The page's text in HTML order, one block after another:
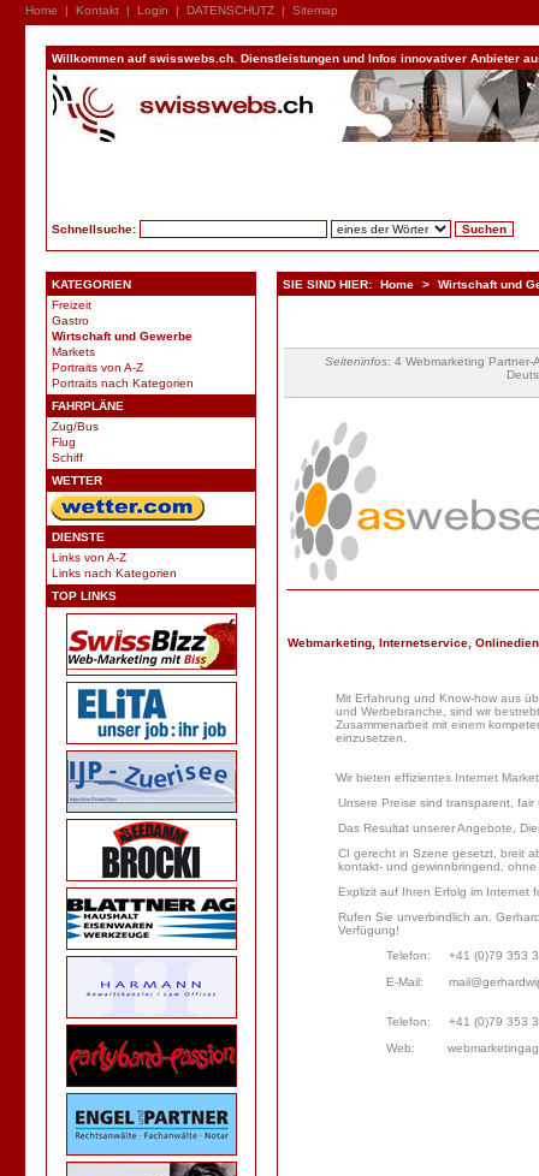
Home | Kontakt | Login | DATENSCHUTZ | Sitemap
Willkommen auf swisswebs.ch. Dienstleistungen und Infos innovativer Anbieter
Schnellsuche:
KATEGORIEN
Freizeit
Gastro
Wirtschaft und Gewerbe
Markets
Portraits von A-Z
Portraits nach Kategorien
FAHRPLÄNE
Zug/Bus
Flug
Schiff
WETTER
DIENSTE
Links von A-Z
Links nach Kategorien
TOP LINKS
SIE SIND HIER: Home > Wirtschaft und
Seiteninfos: 4 Webmarketing
Webmarketing, Internetservice,
Mit Erfahrung und Know-how aus
und Werbebranche, sind wir
Zusammenarbeit mit einem
einzusetzen.
Wir bieten effizientes Internet
Unsere Preise sind transparent,
Das Resultat unserer Angebote,
CI gerecht in Szene gesetzt, breit
kontakt- und gewinnbringend, ohne
Explizit auf Ihren Erfolg im Internet
Rufen Sie unverbindlich an.
Verfügung!
Telefon: +41 (0)79 353
E-Mail:
Telefon: +41 (0)79 353
Web: